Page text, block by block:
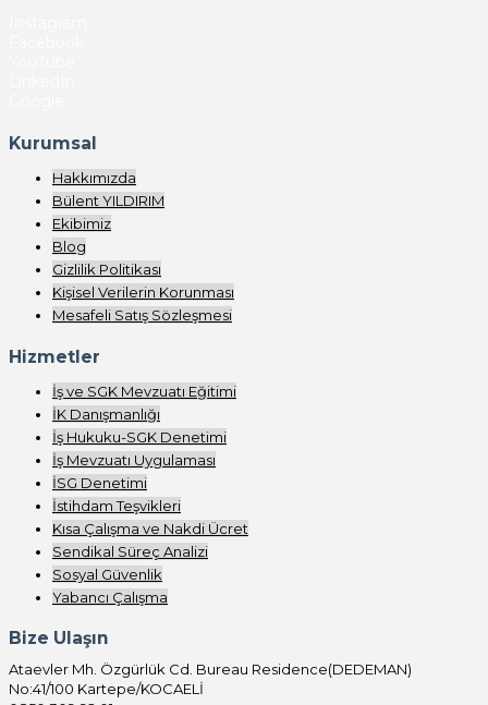
Kurumsal
Hakkımızda
Bülent YILDIRIM
Ekibimiz
Blog
Gizlilik Politikası
Kişisel Verilerin Korunması
Mesafeli Satış Sözleşmesi
Hizmetler
İş ve SGK Mevzuatı Eğitimi
İK Danışmanlığı
İş Hukuku-SGK Denetimi
İş Mevzuatı Uygulaması
İSG Denetimi
İstihdam Teşvikleri
Kısa Çalışma ve Nakdi Ücret
Sendikal Süreç Analizi
Sosyal Güvenlik
Yabancı Çalışma
Bize Ulaşın
Ataevler Mh. Özgürlük Cd. Bureau Residence(DEDEMAN)
No:41/100 Kartepe/KOCAELİ